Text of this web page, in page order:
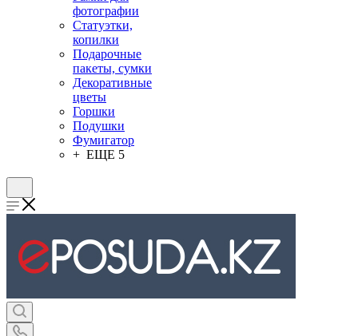
фотографии
Статуэтки,
копилки
Подарочные
пакеты, сумки
Декоративные
цветы
Горшки
Подушки
Фумигатор
+ ЕЩЕ 5